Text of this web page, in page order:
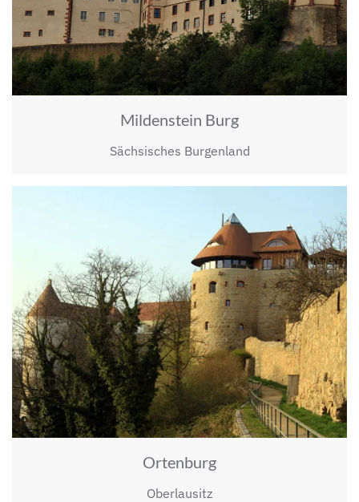
Mildenstein Burg
Sächsisches Burgenland
Ortenburg
Oberlausitz